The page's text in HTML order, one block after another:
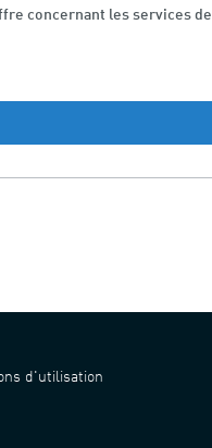
concernant les services de
d'utilisation